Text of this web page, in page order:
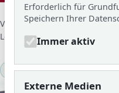
D
e
a
i
Veröffentlicht von: Agnessa
Letzte Aktualisierung: 03. Juni
2017/18 KlARSicht Nr.17
Erforderlich für
Speichern Ihrer
Immer aktiv
Externe Medien